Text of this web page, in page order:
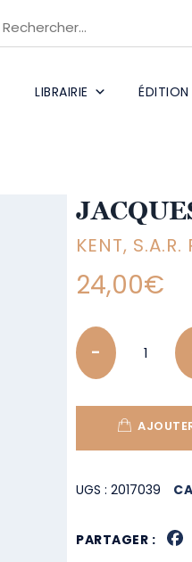
LIBRAIRIE ÉDITION
KENT,
24,00€
Quantity
UGS :2017039
PARTAGER :